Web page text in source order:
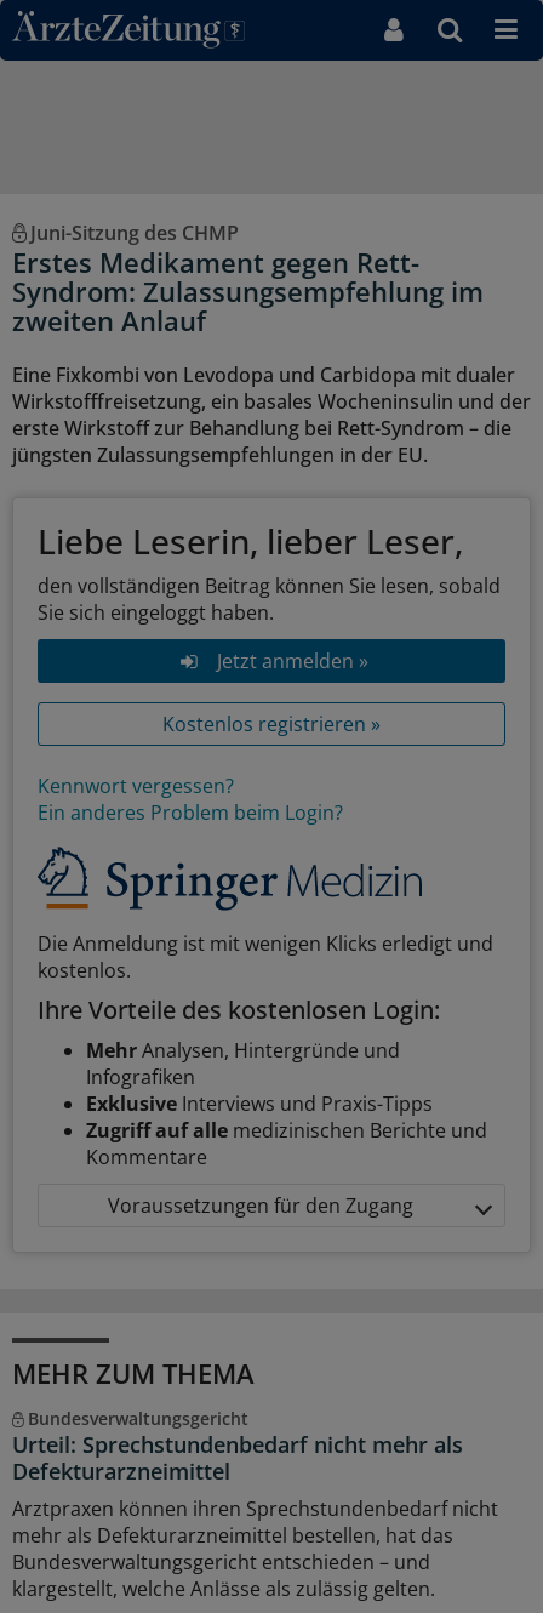
Direkt zum Inhaltsbereich
Juni-Sitzung des CHMP
Erstes Medikament gegen Rett-
Syndrom: Zulassungsempfehlung im
zweiten Anlauf
Eine Fixkombi von Levodopa und Carbidopa mit dualer
Wirkstofffreisetzung, ein basales Wocheninsulin und der
erste Wirkstoff zur Behandlung bei Rett-Syndrom – die
jüngsten Zulassungsempfehlungen in der EU.
Liebe Leserin, lieber Leser,
den vollständigen Beitrag können Sie lesen, sobald
Sie sich eingeloggt haben.
Jetzt anmelden »
Kostenlos registrieren »
Kennwort vergessen?
Ein anderes Problem beim Login?
Die Anmeldung ist mit wenigen Klicks erledigt und
kostenlos.
Ihre Vorteile des kostenlosen Login:
MehrAnalysen, Hintergründe und
Infografiken
Exklusive Interviews und Praxis-Tipps
Zugriff auf alle medizinischen Berichte und
Kommentare
Voraussetzungen für den Zugang
MEHR ZUM THEMA
Bundesverwaltungsgericht
Urteil: Sprechstundenbedarf nicht mehr als
Defekturarzneimittel
Arztpraxen können ihren Sprechstundenbedarf nicht
mehr als Defekturarzneimittel bestellen, hat das
Bundesverwaltungsgericht entschieden – und
klargestellt, welche Anlässe als zulässig gelten.